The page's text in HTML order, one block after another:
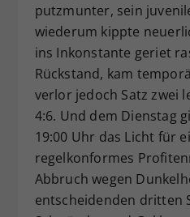
putzmunter, sein
wiederum kippte
ins Inkonstante geriet
Rückstand, kam
verlor jedoch Satz zwei
4:6. Und dem Dienstag
19:00 Uhr das Licht für
regelkonformes
Abbruch wegen
entscheidenden dritten